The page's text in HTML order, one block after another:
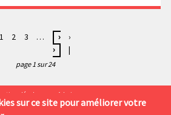
P
1
P
2
P
g
3 …
P
s
u
›
›
D
e
i
è
›
|
page 1 sur 24
légales Admin
sur ce site pour améliorer votre